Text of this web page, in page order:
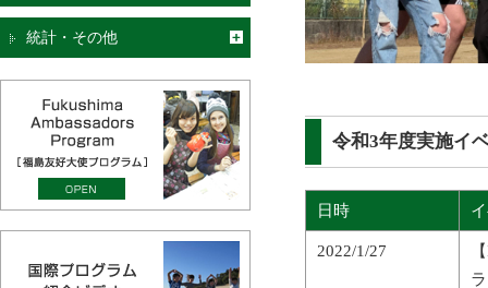
統計・その他
令和3年度実施イ
日時
2022/1/27